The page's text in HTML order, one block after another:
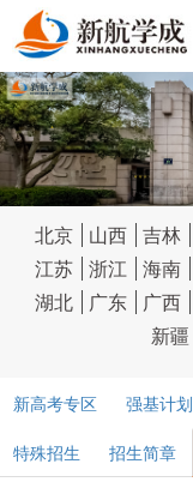
北京
山西 吉林
江苏 浙江 海南
湖北
广东 广西
新疆
新高考专区 强基计划
特殊招生 招生简章